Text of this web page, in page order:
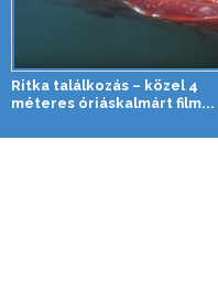
Ritka találkozás – közel 4
méteres óriáskalmárt film...